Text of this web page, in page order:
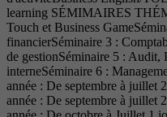
learning SÉMIMAIRES
Touch et Business
financierSéminaire 3 :
de gestionSéminaire 5 : Audit,
interneSéminaire 6 :
année : De septembre à juillet
année : De septembre à juillet